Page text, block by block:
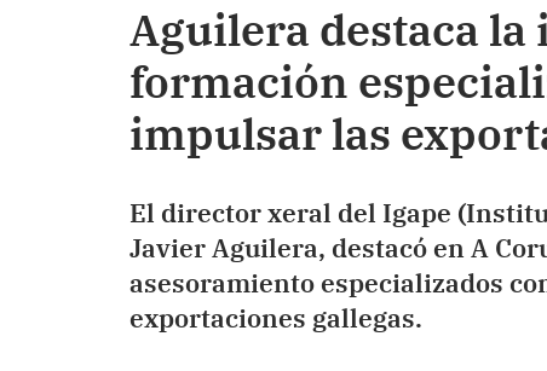
Aguilera destaca
formación
impulsar las
El director xeral del Igape
Javier Aguilera, destacó en A
asesoramiento especializados
exportaciones gallegas.